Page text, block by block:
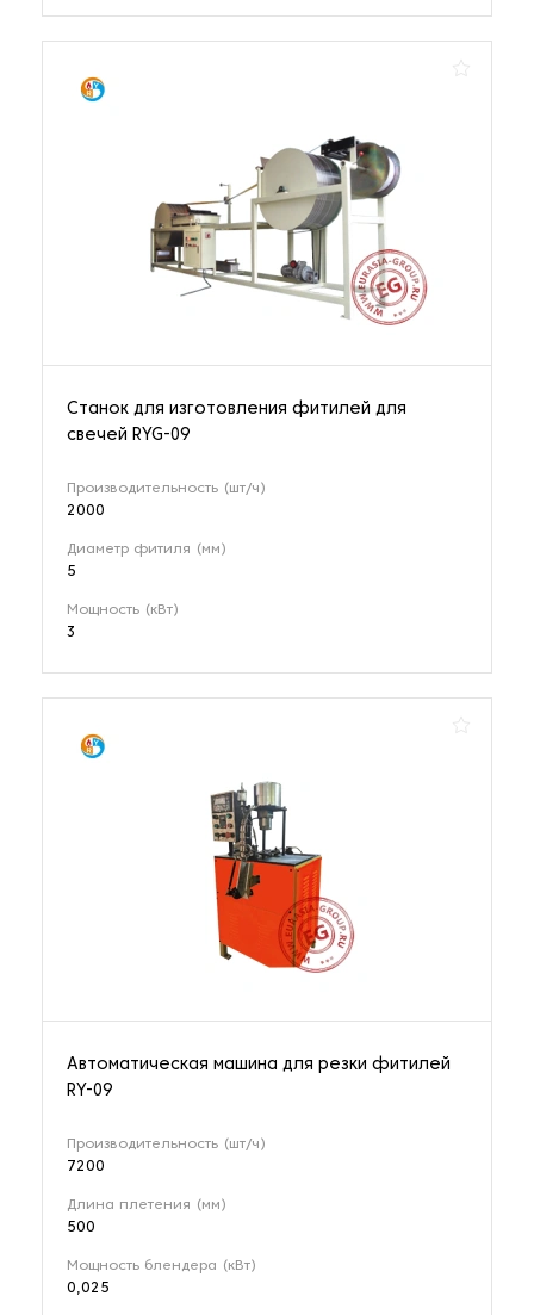
Станок для изготовления фитилей для
свечей RYG-09
Производительность (шт/ч)
2000
Диаметр фитиля (мм)
5
Мощность (кВт)
3
Автоматическая машина для резки фитилей
RY-09
Производительность (шт/ч)
7200
Длина плетения (мм)
500
Мощность блендера (кВт)
0,025